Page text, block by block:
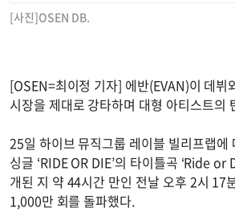
[사진]OSEN DB.
[OSEN=최이정 기자] 에반(EVAN)이 데뷔
시장을 제대로 강타하며 대형 아티스트의
25일 하이브 뮤직그룹 레이블 빌리프랩에
싱글 ‘RIDE OR DIE’의 타이틀곡 ‘Ride or
개된 지 약 44시간 만인 전날 오후 2시 17
1,000만 회를 돌파했다.